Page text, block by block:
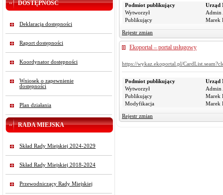
DOSTĘPNOŚĆ
Deklaracja dostępności
Raport dostępności
Koordynator dostępności
Wniosek o zapewnienie
dostępności
Plan działania
RADA MIEJSKA
Skład Rady Miejskiej 2024-2029
Skład Rady Miejskiej 2018-2024
Przewodniczący Rady Miejskiej
Podmiot publikujący
Urząd
Wytworzył
Admin
Publikujący
Marek
Rejestr zmian
Ekoportal – portal usługowy
https://wykaz.ekoportal.pl/
Podmiot publikujący
Urząd
Wytworzył
Admin
Publikujący
Marek
Modyfikacja
Marek
Rejestr zmian